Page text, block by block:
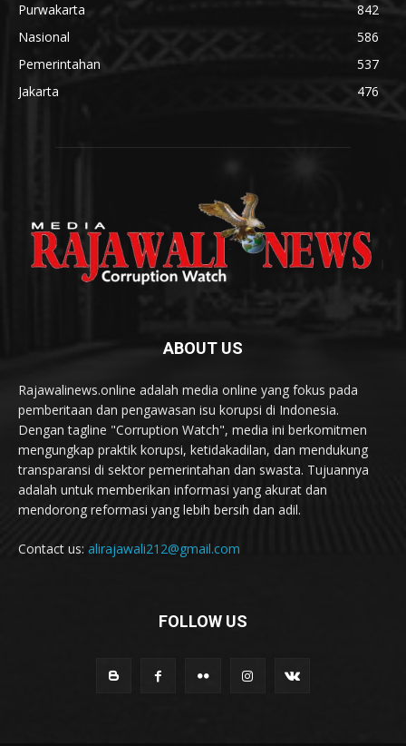
Purwakarta
842
Nasional
586
Pemerintahan
537
Jakarta
476
ABOUT US
Rajawalinews.online adalah media online yang fokus pada
pemberitaan dan pengawasan isu korupsi di Indonesia.
Dengan tagline "Corruption Watch", media ini berkomitmen
mengungkap praktik korupsi, ketidakadilan, dan mendukung
transparansi di sektor pemerintahan dan swasta. Tujuannya
adalah untuk memberikan informasi yang akurat dan
mendorong reformasi yang lebih bersih dan adil.
Contact us: alirajawali212@gmail.com
FOLLOW US